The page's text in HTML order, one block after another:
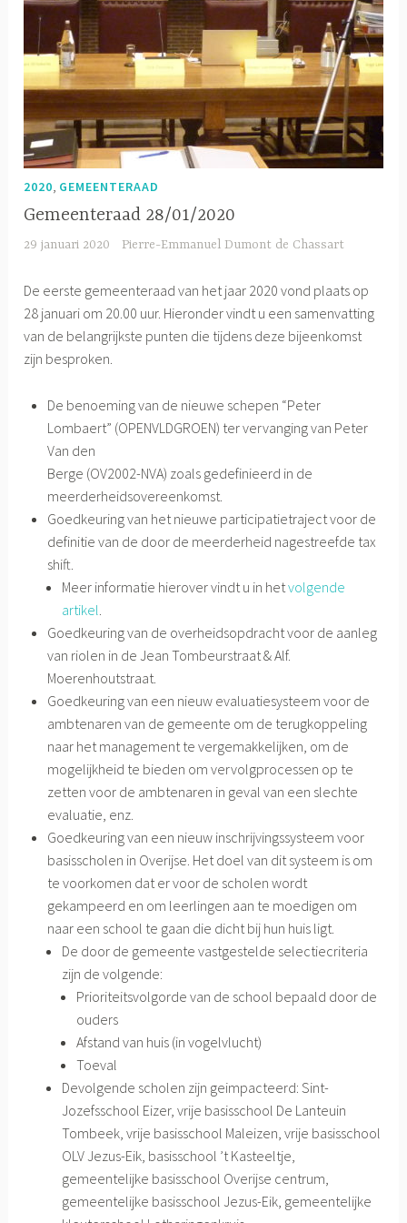
2020 GEMEENTERAAD
Gemeenteraad 28/01/2020
29 januari 2020 Pierre-Emmanuel Dumont de Chassart
De eerste gemeenteraad van het jaar 2020 vond plaats op
28 januari om 20.00 uur. Hieronder vindt u een samenvatting
van de belangrijkste punten die tijdens deze bijeenkomst
zijn besproken.
De benoeming van de nieuwe schepen “Peter
Lombaert” (OPENVLDGROEN) ter vervanging van Peter
Van den
Berge (OV2002-NVA) zoals gedefinieerd in de
meerderheidsovereenkomst.
Goedkeuring van het nieuwe participatietraject voor de
definitie van de door de meerderheid nagestreefde tax
shift.
Meer informatie hierover vindt u in hetvolgende
artikel
Goedkeuring van de overheidsopdracht voor de aanleg
van riolen in de Jean Tombeurstraat & Alf.
Moerenhoutstraat.
Goedkeuring van een nieuw evaluatiesysteem voor de
ambtenaren van de gemeente om de terugkoppeling
naar het management te vergemakkelijken, om de
mogelijkheid te bieden om vervolgprocessen op te
zetten voor de ambtenaren in geval van een slechte
evaluatie, enz.
Goedkeuring van een nieuw inschrijvingssysteem voor
basisscholen in Overijse. Het doel van dit systeem is om
te voorkomen dat er voor de scholen wordt
gekampeerd en om leerlingen aan te moedigen om
naar een school te gaan die dicht bij hun huis ligt.
De door de gemeente vastgestelde selectiecriteria
zijn de volgende:
Prioriteitsvolgorde van de school bepaald door de
ouders
Afstand van huis (in vogelvlucht)
Toeval
Devolgende scholen zijn geimpacteerd: Sint-
Jozefsschool Eizer, vrije basisschool De Lanteuin
Tombeek, vrije basisschool Maleizen, vrije basisschool
OLV Jezus-Eik, basisschool ’t Kasteeltje,
gemeentelijke basisschool Overijse centrum,
gemeentelijke basisschool Jezus-Eik, gemeentelijke